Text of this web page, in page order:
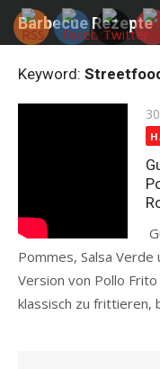
Skip
Barbecue Rezepte
Keyword:
on
Pommes, Salsa Verde
Version von Pollo
klassisch zu frittieren,